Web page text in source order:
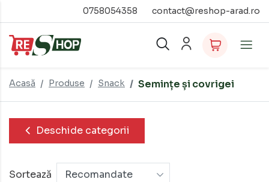
0758054358 contact@reshop-arad.ro
Acasă Produse Snack Semințe și covrigei
Deschide categorii
Sortează